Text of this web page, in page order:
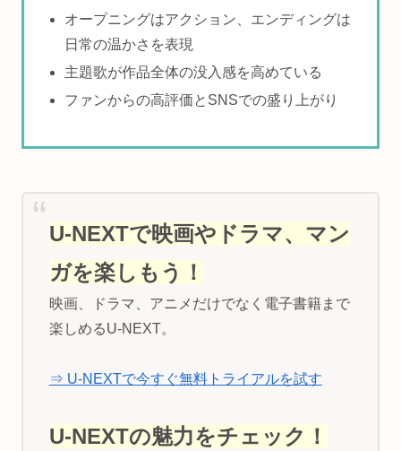
オープニングはアクション、エンディングは
日常の温かさを表現
主題歌が作品全体の没入感を高めている
ファンからの高評価とSNSでの盛り上がり
U-NEXTで映画やドラマ、マン
ガを楽しもう！
映画、ドラマ、アニメだけでなく電子書籍まで
楽しめるU-NEXT。
⇒ U-NEXTで今すぐ無料トライアルを試す
U-NEXTの魅力をチェック！